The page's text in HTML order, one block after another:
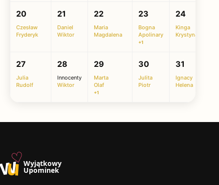
20
Czesław
Fryderyk
21
Daniel
Wiktor
22
Maria
Magdalena
23
Bogna
Apolinary
+1
24
Kinga
Krystyna
27
Julia
Rudolf
28
Innocenty
Wiktor
29
Marta
Olaf
+1
30
Julita
Piotr
31
Ignacy
Helena
u♡Wyjątkowy
Upominek